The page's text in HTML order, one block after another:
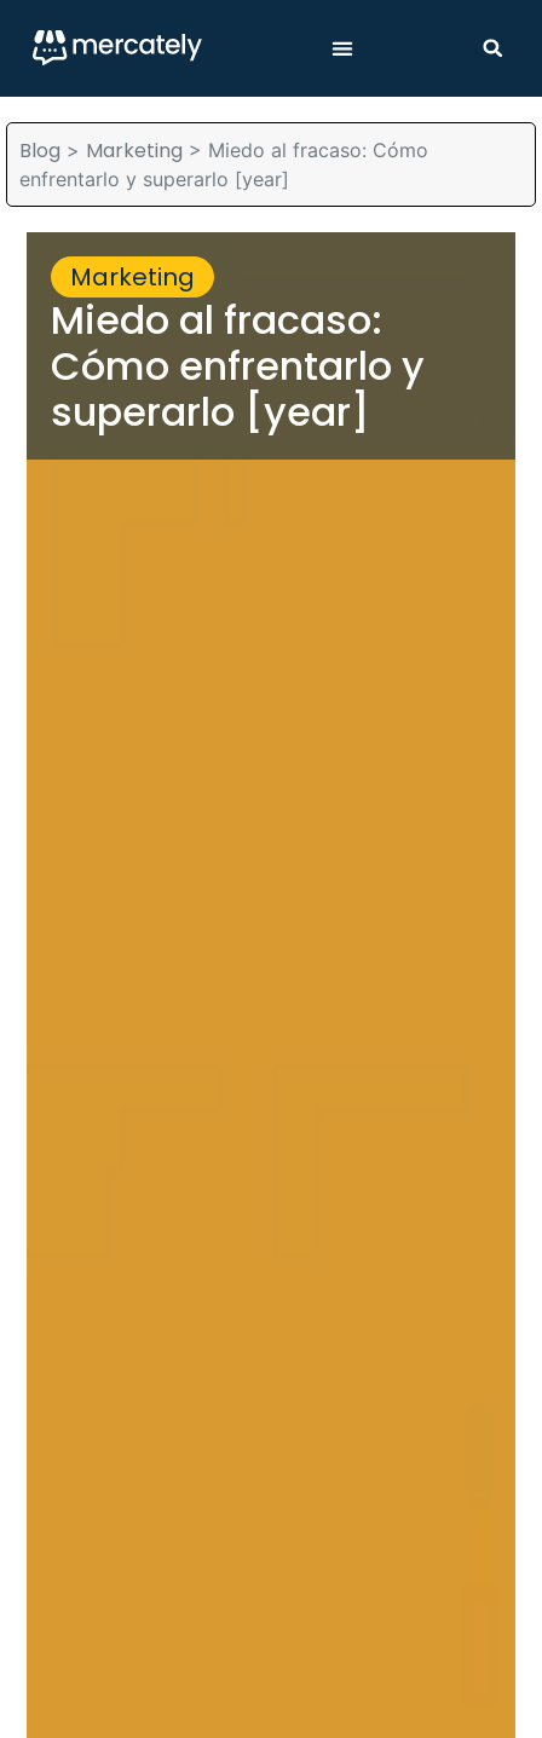
Blog > Marketing > Miedo al fracaso: Cómo
enfrentarlo y superarlo [year]
Marketing
Miedo al fracaso:
Cómo enfrentarlo y
superarlo [year]